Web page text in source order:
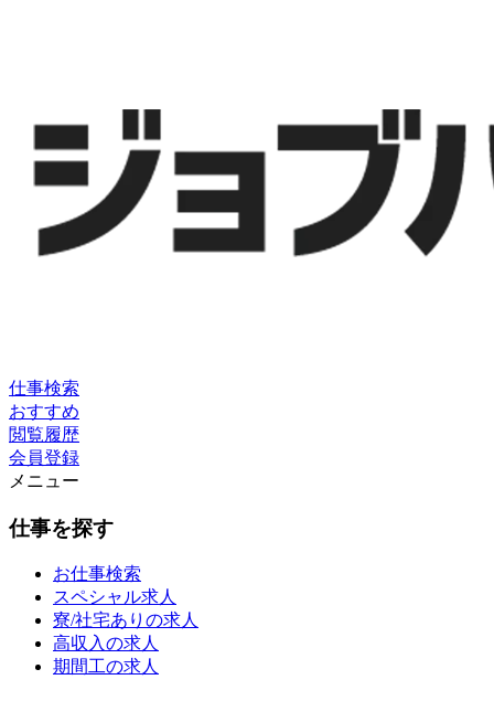
仕事検索
おすすめ
閲覧履歴
会員登録
メニュー
仕事を探す
お仕事検索
スペシャル求人
寮/社宅ありの求人
高収入の求人
期間工の求人